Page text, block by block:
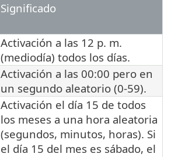
Significado
Activación a las 12 p. m.
(mediodía) todos los días.
Activación a las 00:00 pero en
un segundo aleatorio (0-59).
Activación el día 15 de todos
los meses a una hora aleatoria
(segundos, minutos, horas). Si
el día 15 del mes es sábado, el